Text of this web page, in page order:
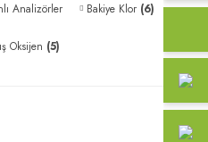
Analizörler
Bakiye Klor (6)
Oksijen (5)